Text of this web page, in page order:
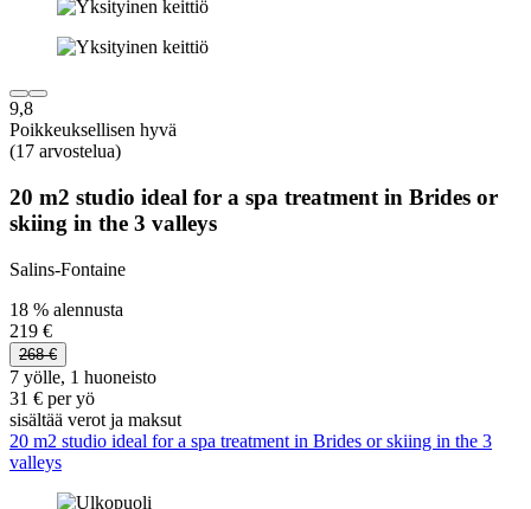
9,8
Poikkeuksellisen hyvä
(17 arvostelua)
20 m2 studio ideal for a spa treatment in Brides or
skiing in the 3 valleys
Salins-Fontaine
18 % alennusta
219 €
268 €
7 yölle, 1 huoneisto
31 € per yö
sisältää verot ja maksut
20 m2 studio ideal for a spa treatment in Brides or skiing in the 3
valleys